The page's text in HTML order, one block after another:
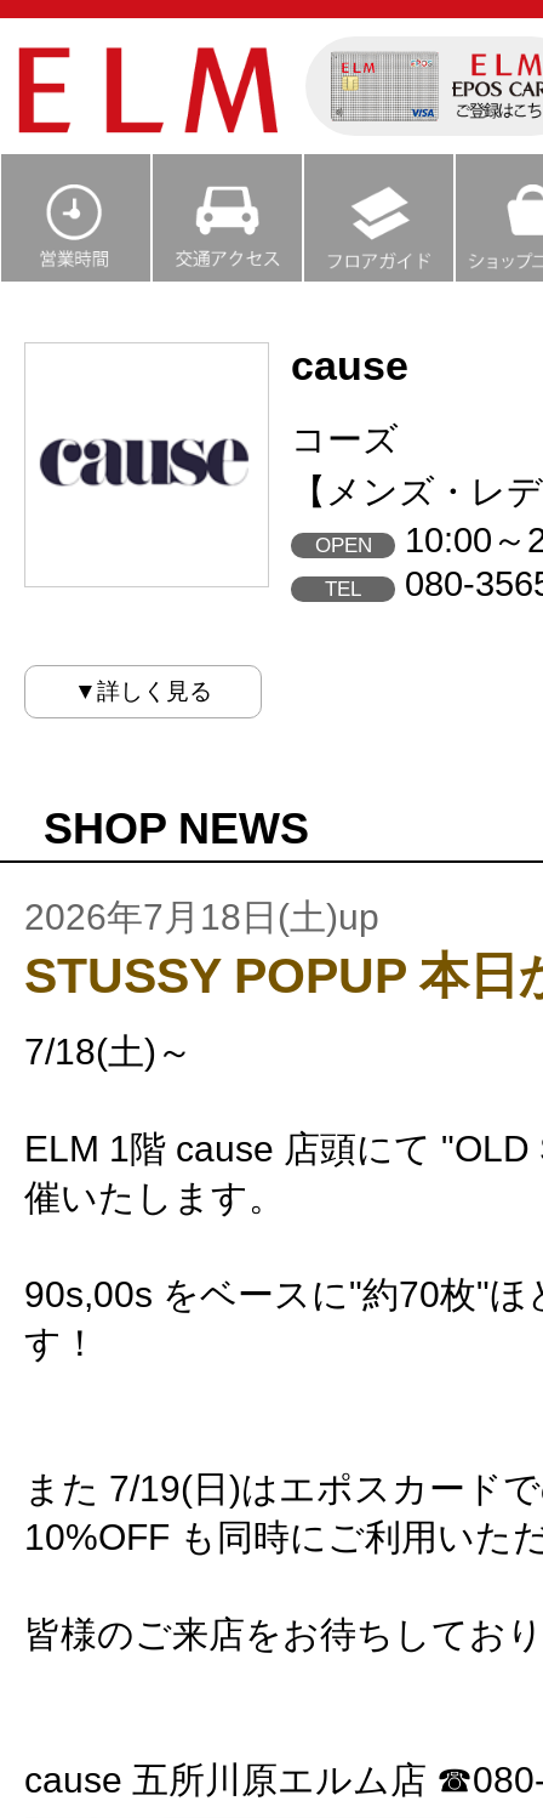
cause
コーズ
【メンズ・レ
OPEN 10:00～
TEL 080-
▼詳しく見る
SHOP NEWS
2026年7月18日(土)up
STUSSY POPUP 本日
7/18(土)～
ELM 1階 cause 店頭にて
催いたします。
90s,00s をベースに"約70枚"ほ
す！
また 7/19(日)はエポスカード
10%OFF も同時にご利用いた
皆様のご来店をお待ちしてお
cause 五所川原エルム店